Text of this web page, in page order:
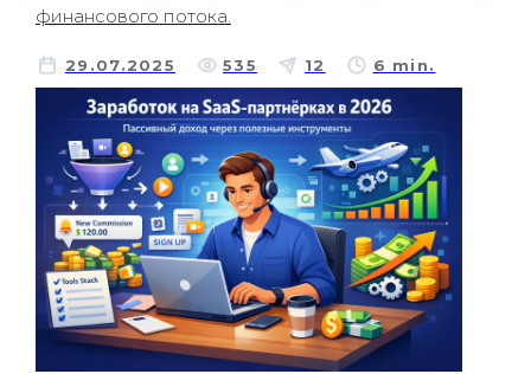
финансового потока.
29.07.2025 535 12 6 min.